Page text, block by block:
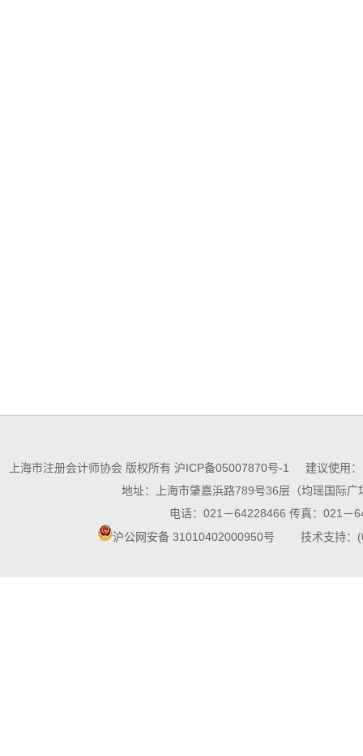
上海市注册会计师协会 版权所有 沪ICP备05007870号-1
建议使用：
地址：上海市肇嘉浜路789号36层（均瑶国际广
电话：021－64228466 传真：021－
沪公网安备 31010402000950号 技术支持：